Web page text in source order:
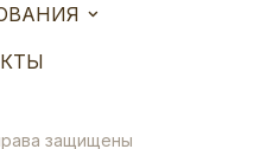
защищены